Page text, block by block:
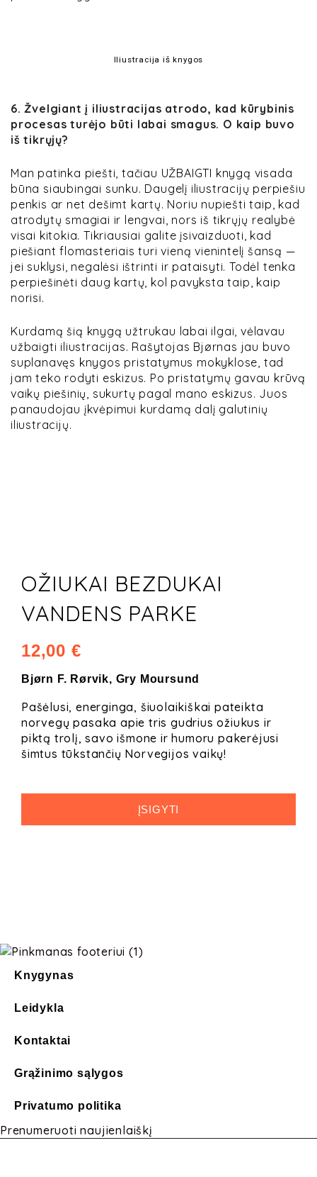
Iliustracija iš knygos
6. Žvelgiant į iliustracijas atrodo, kad kūrybinis
procesas turėjo būti labai smagus. O kaip buvo
iš tikrųjų?
Man patinka piešti, tačiau UŽBAIGTI knygą visada
būna siaubingai sunku. Daugelį iliustracijų perpiešiu
penkis ar net dešimt kartų. Noriu nupiešti taip, kad
atrodytų smagiai ir lengvai, nors iš tikrųjų realybė
visai kitokia. Tikriausiai galite įsivaizduoti, kad
piešiant flomasteriais turi vieną vienintelį šansą —
jei suklysi, negalėsi ištrinti ir pataisyti. Todėl tenka
perpiešinėti daug kartų, kol pavyksta taip, kaip
norisi.
Kurdamą šią knygą užtrukau labai ilgai, vėlavau
užbaigti iliustracijas. Rašytojas Bjørnas jau buvo
suplanavęs knygos pristatymus mokyklose, tad
jam teko rodyti eskizus. Po pristatymų gavau krūvą
vaikų piešinių, sukurtų pagal mano eskizus. Juos
panaudojau įkvėpimui kurdamą dalį galutinių
iliustracijų.
OŽIUKAI BEZDUKAI
VANDENS PARKE
12,00 €
Bjørn F. Rørvik, Gry Moursund
Pašėlusi, energinga, šiuolaikiškai pateikta
norvegų pasaka apie tris gudrius ožiukus ir
piktą trolį, savo išmone ir humoru pakerėjusi
šimtus tūkstančių Norvegijos vaikų!
ĮSIGYTI
Knygynas
Leidykla
Kontaktai
Grąžinimo sąlygos
Privatumo politika
Prenumeruoti naujienlaiškį